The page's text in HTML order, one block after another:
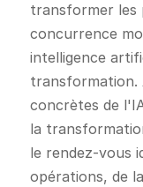
transformer les
concurrence
intelligence
transformation.
concrètes de
la
le rendez-vous
opérations, de